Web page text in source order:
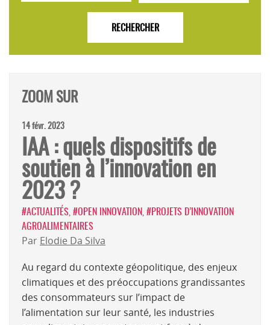
ZOOM SUR
14 févr. 2023
IAA : quels dispositifs de
soutien à l’innovation en
2023 ?
#ACTUALITÉS #OPEN INNOVATION #PROJETS D’INNOVATION
AGROALIMENTAIRES
Par Elodie Da Silva
Au regard du contexte géopolitique, des enjeux
climatiques et des préoccupations grandissantes
des consommateurs sur l’impact de
l’alimentation sur leur santé, les industries